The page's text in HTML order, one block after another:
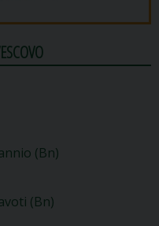
(Bn)
(Bn)